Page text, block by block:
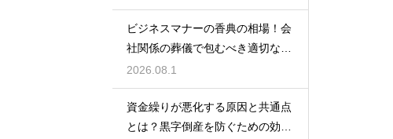
ビジネスマナーの香典の相場！会
社関係の葬儀で包むべき適切な金
額の目安
2026.08.1
資金繰りが悪化する原因と共通点
とは？黒字倒産を防ぐための効果